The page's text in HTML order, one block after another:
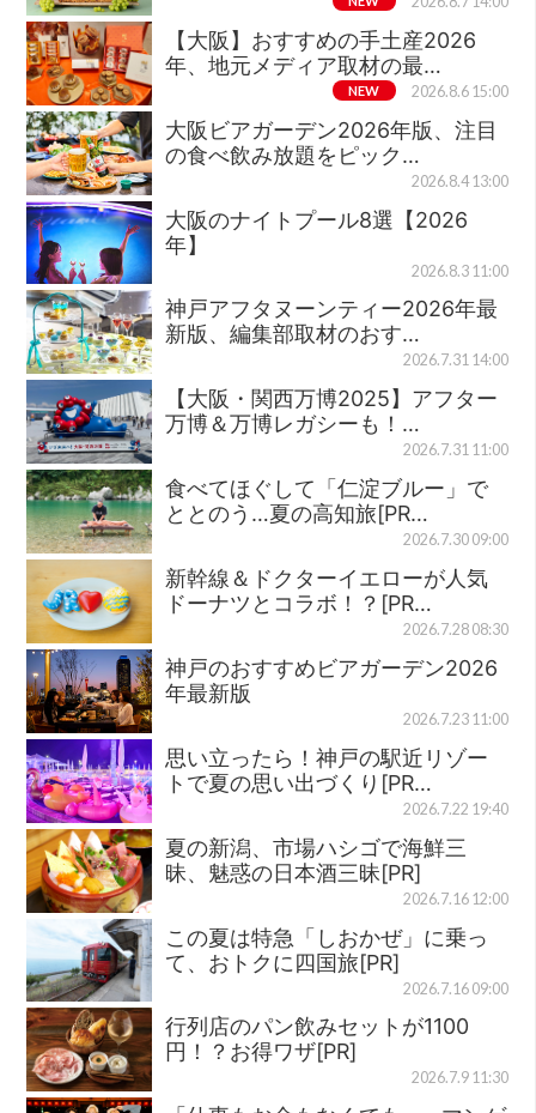
【大阪】おすすめの手土産2026
年、地元メディア取材の最…
NEW 2026.8.6 15:00
大阪ビアガーデン2026年版、注目
の食べ飲み放題をピック…
2026.8.4 13:00
大阪のナイトプール8選【2026
年】
2026.8.3 11:00
神戸アフタヌーンティー2026年最
新版、編集部取材のおす…
2026.7.31 14:00
【大阪・関西万博2025】アフター
万博＆万博レガシーも！…
2026.7.31 11:00
食べてほぐして「仁淀ブルー」で
ととのう…夏の高知旅[PR…
2026.7.30 09:00
新幹線＆ドクターイエローが人気
ドーナツとコラボ！？[PR…
2026.7.28 08:30
神戸のおすすめビアガーデン2026
年最新版
2026.7.23 11:00
思い立ったら！神戸の駅近リゾー
トで夏の思い出づくり[PR…
2026.7.22 19:40
夏の新潟、市場ハシゴで海鮮三
昧、魅惑の日本酒三昧[PR]
2026.7.16 12:00
この夏は特急「しおかぜ」に乗っ
て、おトクに四国旅[PR]
2026.7.16 09:00
行列店のパン飲みセットが1100
円！？お得ワザ[PR]
2026.7.9 11:30